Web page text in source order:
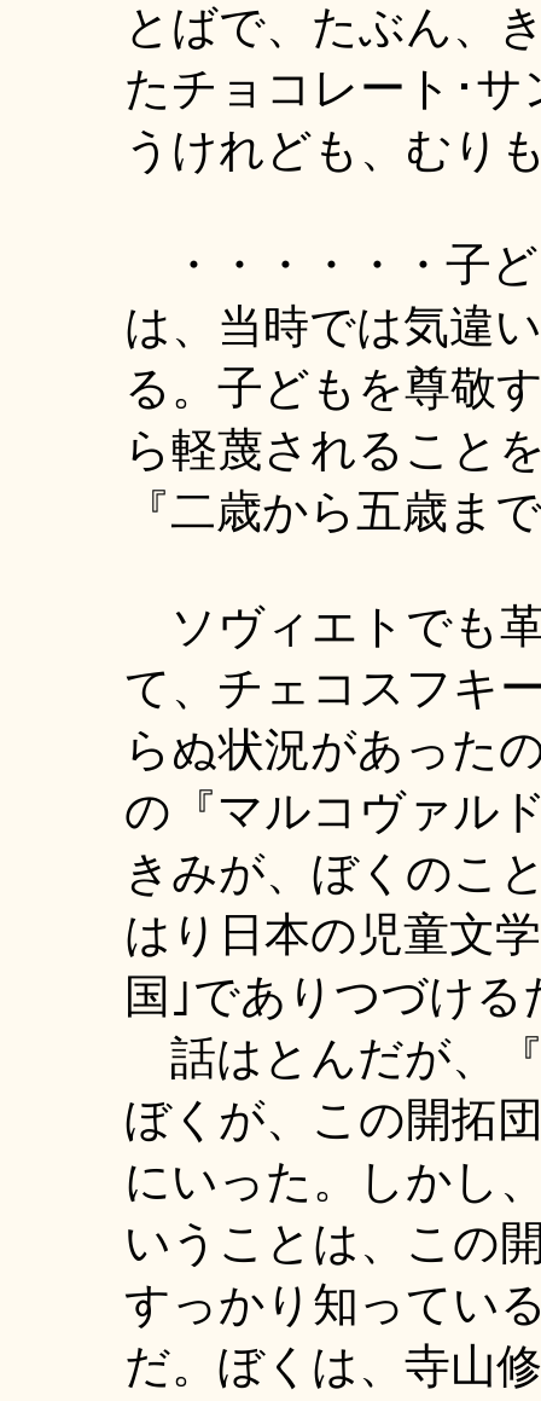
とばで、たぶん、
たチョコレート･
うけれども、むり
・・・・・・子
は、当時では気違
る。子どもを尊敬
ら軽蔑されること
『二歳から五歳ま
ソヴィエトでも
て、チェコスフキ
らぬ状況があった
の『マルコヴァル
きみが、ぼくのこ
はり日本の児童文
国｣でありつづける
話はとんだが、
ぼくが、この開拓
にいった。しかし
いうことは、この
すっかり知ってい
だ。ぼくは、寺山